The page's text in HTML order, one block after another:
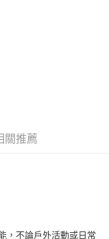
關推薦
，不論戶外活動或日常